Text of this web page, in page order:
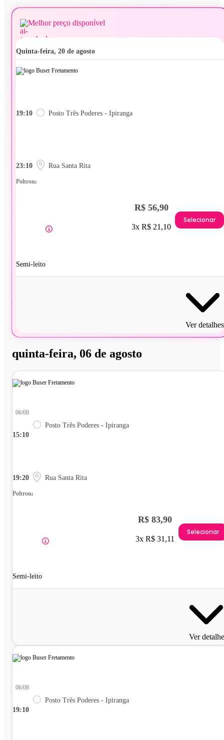
Melhor preço disponível
quinta-feira, 20 de agosto
19:10 Posto Três Poderes - Ipiranga
23:10 Rua Santa Rita
Poltrona
Semi-leito
R$ 56,90
3x R$ 21,10
Selecionar
Ver detalhes
quinta-feira, 06 de agosto
15:10
06/08
Posto Três Poderes - Ipiranga
19:20 Rua Santa Rita
Poltrona
Semi-leito
R$ 83,90
3x R$ 31,11
Selecionar
Ver
19:10
06/08
Posto Três Poderes - Ipiranga